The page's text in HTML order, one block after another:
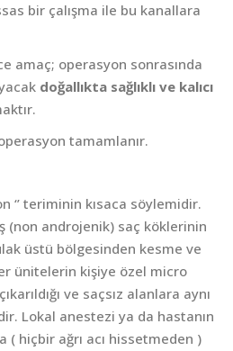
bir çalışma ile bu kanallara
amaç; operasyon sonrasında
doğallıkta sağlıklı ve kalıcı
tamamlanır.
‘’ teriminin kısaca söylemidir.
(non androjenik) saç köklerinin
üstü bölgesinden kesme ve
ünitelerin kişiye özel micro
ve saçsız alanlara aynı
Lokal anestezi ya da hastanın
hiçbir ağrı acı hissetmeden )